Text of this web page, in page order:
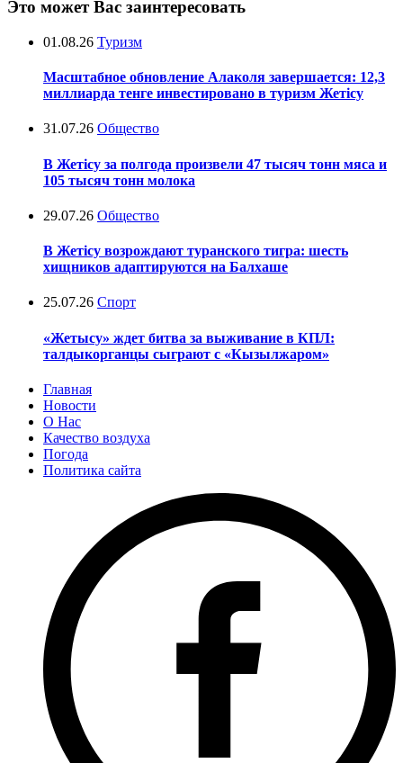
Это может Вас заинтересовать
01.08.26 Туризм
Масштабное обновление Алаколя завершается: 12,3
миллиарда тенге инвестировано в туризм Жетісу
31.07.26 Общество
В Жетісу за полгода произвели 47 тысяч тонн мяса и
105 тысяч тонн молока
29.07.26 Общество
В Жетісу возрождают туранского тигра: шесть
хищников адаптируются на Балхаше
25.07.26 Спорт
«Жетысу» ждет битва за выживание в КПЛ:
талдыкорганцы сыграют с «Кызылжаром»
Главная
Новости
О Нас
Качество воздуха
Погода
Политика сайта